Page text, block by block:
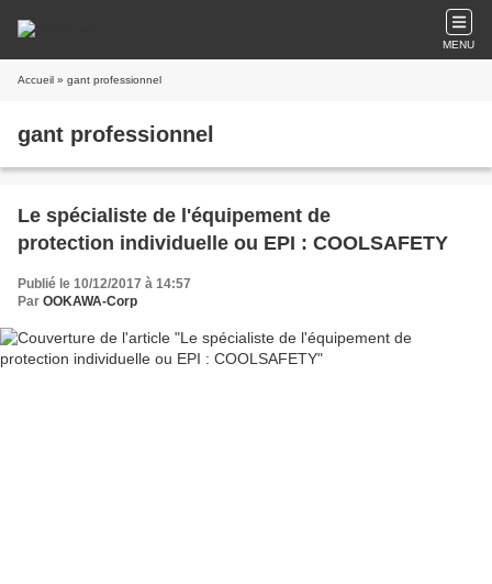
MENU
Accueil » gant professionnel
gant professionnel
Le spécialiste de l'équipement de
protection individuelle ou EPI : COOLSAFETY
Publié le 10/12/2017 à 14:57
Par OOKAWA-Corp